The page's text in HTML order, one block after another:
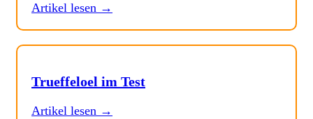
Artikel lesen →
Trueffeloel im Test
Artikel lesen →